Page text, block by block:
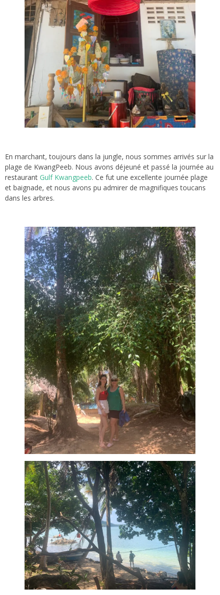
En marchant, toujours dans la jungle, nous sommes arrivés sur la
plage de KwangPeeb. Nous avons déjeuné et passé la journée au
restaurant Gulf Kwangpeeb. Ce fut une excellente journée plage
et baignade, et nous avons pu admirer de magnifiques toucans
dans les arbres.